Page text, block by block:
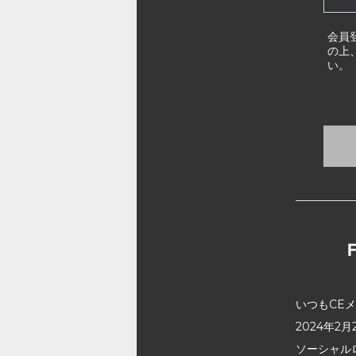
会員
の上
い。
いつもCE
2024年2月
ソーシャ